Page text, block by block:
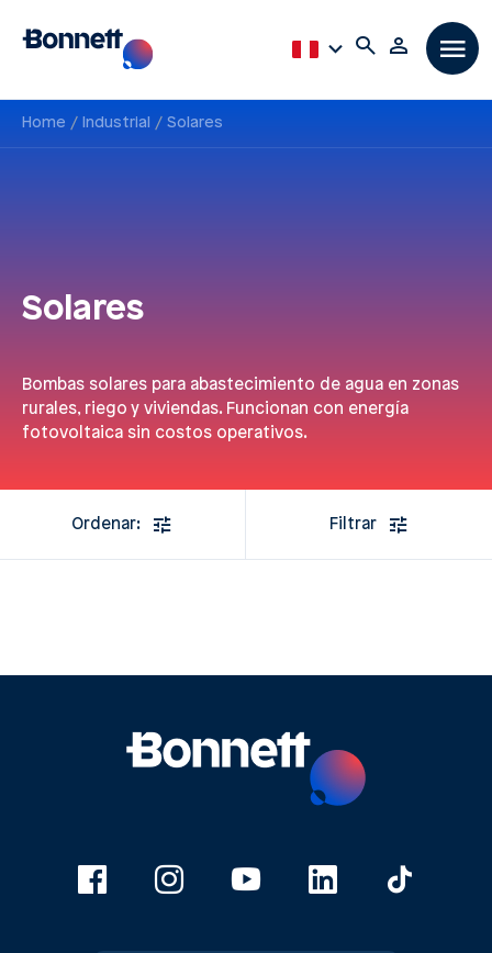
Home Industrial Solares
Solares
Bombas solares para abastecimiento de agua en zonas
rurales, riego y viviendas. Funcionan con energía
fotovoltaica sin costos operativos.
Ordenar: Filtrar